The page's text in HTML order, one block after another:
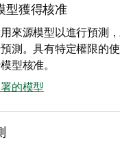
型獲得核准
來源模型以進行預測，
測。具有特定權限的
型核准。
的模型